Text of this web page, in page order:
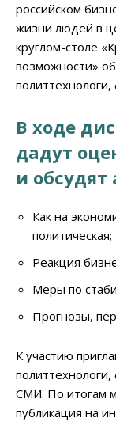
российском
жизни людей в
круглом-столе
возможности»
В ходе
дадут
и
Как на
политическая;
Реакция
Меры по
Прогнозы,
К участию
СМИ. По итогам
публикация на